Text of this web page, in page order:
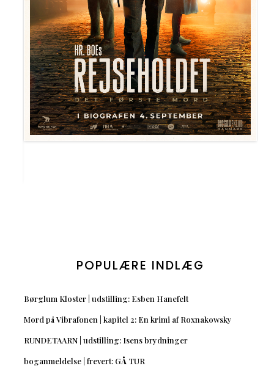
POPULÆRE INDLÆG
Børglum Kloster | udstilling: Esben Hanefelt
Mord på Vibrafonen | kapitel 2: En krimi af Roxnakowsky
RUNDETAARN | udstilling: Isens brydninger
boganmeldelse | frevert: GÅ TUR